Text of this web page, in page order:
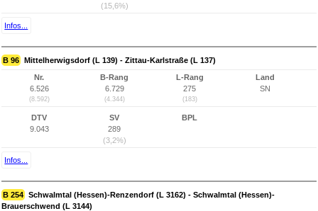
(15,6%)
Infos...
B 96 Mittelherwigsdorf (L 139) - Zittau-Karlstraße (L 137)
Nr.
6.526
(8.592)
B-Rang
6.729
(4.344)
L-Rang
275
(183)
Land
SN
DTV
9.043
SV
289
(3,2%)
BPL
Infos...
B 254 Schwalmtal (Hessen)-Renzendorf (L 3162) - Schwalmtal (Hessen)-
Brauerschwend (L 3144)